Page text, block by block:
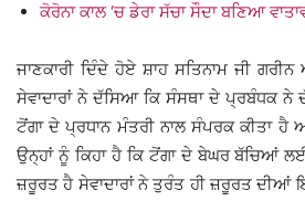
ਕੋਰੋਨਾ ਕਾਲ ‘ਚ ਡੇਰਾ ਸੱਚਾ ਸੌਦਾ ਬਣਿਆ
ਜਾਣਕਾਰੀ ਦਿੰਦੇ ਹੋਏ ਸ਼ਾਹ ਸਤਿਨਾਮ ਜੀ
ਸੇਵਾਦਾਰਾਂ ਨੇ ਦੱਸਿਆ ਕਿ ਸੰਸਥਾ ਦੇ ਪ੍ਰਬੰਧਕ
ਟੋਂਗਾ ਦੇ ਪ੍ਰਧਾਨ ਮੰਤਰੀ ਨਾਲ ਸੰਪਰਕ ਕੀਤਾ
ਉਨ੍ਹਾਂ ਨੂੰ ਕਿਹਾ ਹੈ ਕਿ ਟੋਂਗਾ ਦੇ ਬੇਘਰ ਬੱਚਿਆਂ
ਜ਼ਰੂਰਤ ਹੈ ਸੇਵਾਦਾਰਾਂ ਨੇ ਤੁਰੰਤ ਹੀ ਜ਼ਰੂਰਤ ਦੀਆਂ